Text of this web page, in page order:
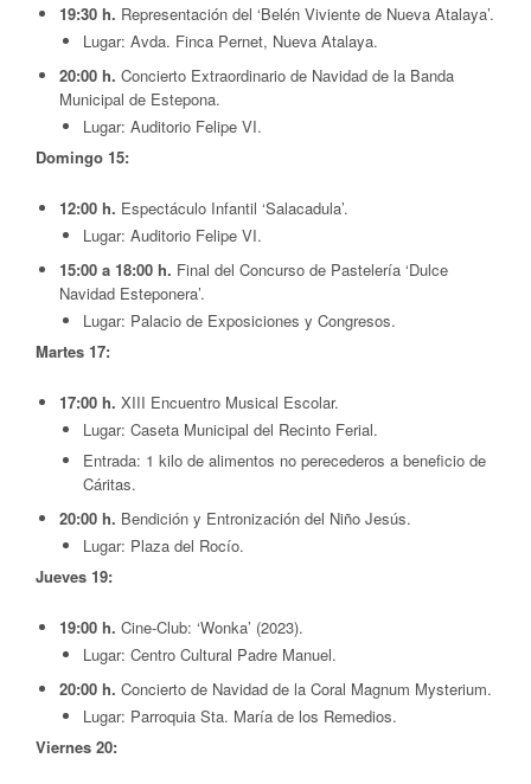
19:30 h. Representación del ‘Belén Viviente de Nueva Atalaya’.
Lugar: Avda. Finca Pernet, Nueva Atalaya.
20:00 h. Concierto Extraordinario de Navidad de la Banda
Municipal de Estepona.
Lugar: Auditorio Felipe VI.
Domingo 15:
12:00 h. Espectáculo Infantil ‘Salacadula’.
Lugar: Auditorio Felipe VI.
15:00 a 18:00 h. Final del Concurso de Pastelería ‘Dulce
Navidad Esteponera’.
Lugar: Palacio de Exposiciones y Congresos.
Martes 17:
17:00 h. XIII Encuentro Musical Escolar.
Lugar: Caseta Municipal del Recinto Ferial.
Entrada: 1 kilo de alimentos no perecederos a beneficio de
Cáritas.
20:00 h. Bendición y Entronización del Niño Jesús.
Lugar: Plaza del Rocío.
Jueves 19:
19:00 h. Cine-Club: ‘Wonka’ (2023).
Lugar: Centro Cultural Padre Manuel.
20:00 h. Concierto de Navidad de la Coral Magnum Mysterium.
Lugar: Parroquia Sta. María de los Remedios.
Viernes 20: